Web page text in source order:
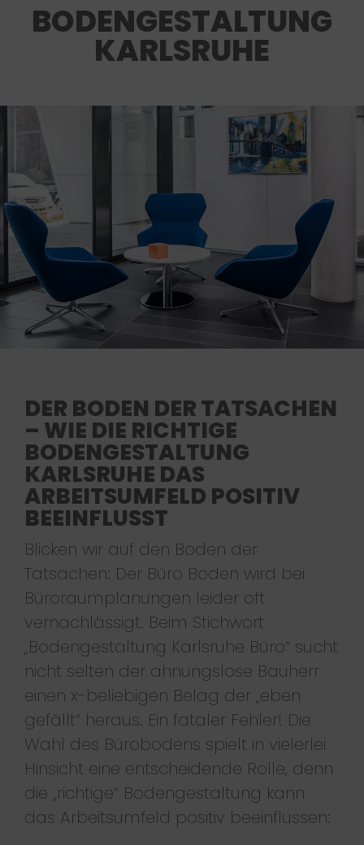
BODENGESTALTUNG
KARLSRUHE
DER BODEN DER TATSACHEN
– WIE DIE RICHTIGE
BODENGESTALTUNG
KARLSRUHE DAS
ARBEITSUMFELD POSITIV
BEEINFLUSST
Blicken wir auf den Boden der
Tatsachen: Der Büro Boden wird bei
Büroraumplanungen leider oft
vernachlässigt. Beim Stichwort
„Bodengestaltung Karlsruhe Büro“ sucht
nicht selten der ahnungslose Bauherr
einen x-beliebigen Belag der „eben
gefällt“ heraus. Ein fataler Fehler! Die
Wahl des Bürobodens spielt in vielerlei
Hinsicht eine entscheidende Rolle, denn
die „richtige“ Bodengestaltung kann
das Arbeitsumfeld positiv beeinflussen: